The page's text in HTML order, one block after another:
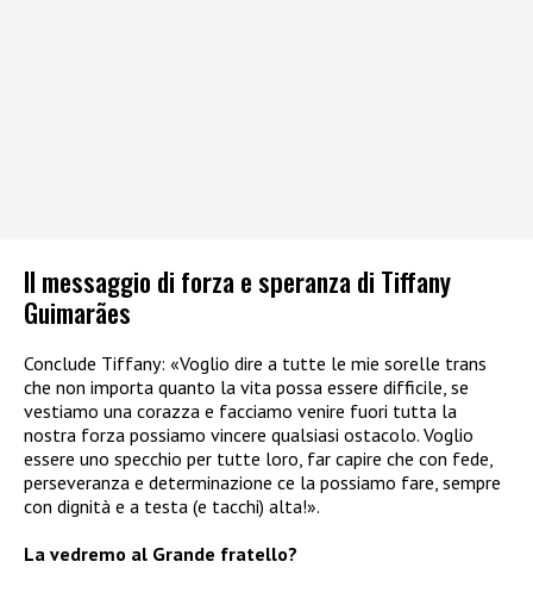
Il messaggio di forza e speranza di Tiffany
Guimarães
Conclude Tiffany: «Voglio dire a tutte le mie sorelle trans
che non importa quanto la vita possa essere difficile, se
vestiamo una corazza e facciamo venire fuori tutta la
nostra forza possiamo vincere qualsiasi ostacolo. Voglio
essere uno specchio per tutte loro, far capire che con fede,
perseveranza e determinazione ce la possiamo fare, sempre
con dignità e a testa (e tacchi) alta!».
La vedremo al Grande fratello?